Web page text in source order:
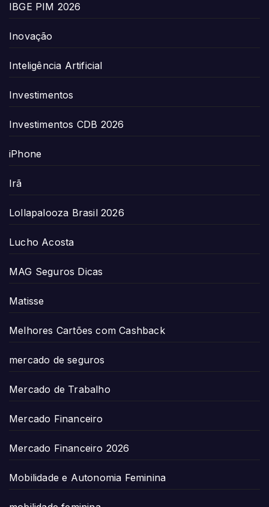
IBGE PIM 2026
Inovação
Inteligência Artificial
Investimentos
Investimentos CDB 2026
iPhone
Irã
Lollapalooza Brasil 2026
Lucho Acosta
MAG Seguros Dicas
Matisse
Melhores Cartões com Cashback
mercado de seguros
Mercado de Trabalho
Mercado Financeiro
Mercado Financeiro 2026
Mobilidade e Autonomia Feminina